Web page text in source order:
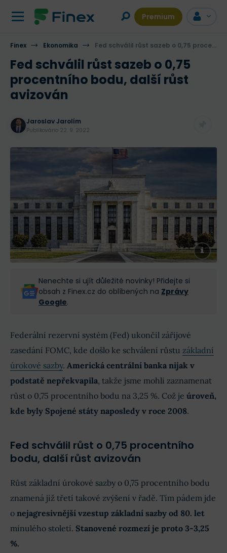
Premium
Finex Ekonomika Fed schválil růst sazeb o 0,75 procentního bodu, další růst avizován
Fed schválil růst sazeb o 0,75
procentního bodu, další růst
avizován
Jaroslav Jarolím
Publikováno 22. 9. 2022
Nenechte si ujít důležité novinky! Přidejte si
obsah z Finex.cz do oblíbených na Zprávy
Google.
Federální rezervní systém (Fed) ukončil zářijové
zasedání FOMC, kde došlo ke schválení růstu základní
úrokové sazby. Americká centrální banka nijak v
podstatě nepřekvapila, takže jsme mohli zaznamenat
růst o 0,75 procentního bodu na 3,25 %. Což je úroveň,
kde byly Spojené státy naposledy v roce 2008.
Fed schválil růst o 0,75 procentního
bodu, další růst avizován
Růst základní úrokové sazby o 0,75 procentního bodu
znamená již třetí takové zvýšení v řadě. Tím pádem jde
o nejagresivnější vzestup základní sazby od 80. let
minulého století. Stanovené rozmezí je proto 3-3,25
%.